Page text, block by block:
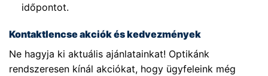
időpontot.
Kontaktlencse akciók és kedvezmények
Ne hagyja ki aktuális ajánlatainkat! Optikánk
rendszeresen kínál akciókat, hogy ügyfeleink még